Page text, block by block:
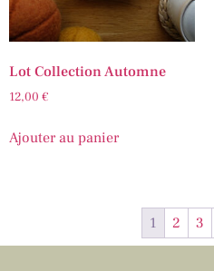
Lot Collection Automne
12,00 €
Ajouter au panier
1 2 3